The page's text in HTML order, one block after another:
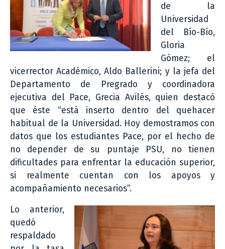
de la
Universidad
del Bío-Bío,
Gloria
Gómez; el
vicerrector Académico, Aldo Ballerini; y la jefa del
Departamento de Pregrado y coordinadora
ejecutiva del Pace, Grecia Avilés, quien destacó
que éste “está inserto dentro del quehacer
habitual de la Universidad. Hoy demostramos con
datos que los estudiantes Pace, por el hecho de
no depender de su puntaje PSU, no tienen
dificultades para enfrentar la educación superior,
si realmente cuentan con los apoyos y
acompañamiento necesarios”.
Lo anterior,
quedó
respaldado